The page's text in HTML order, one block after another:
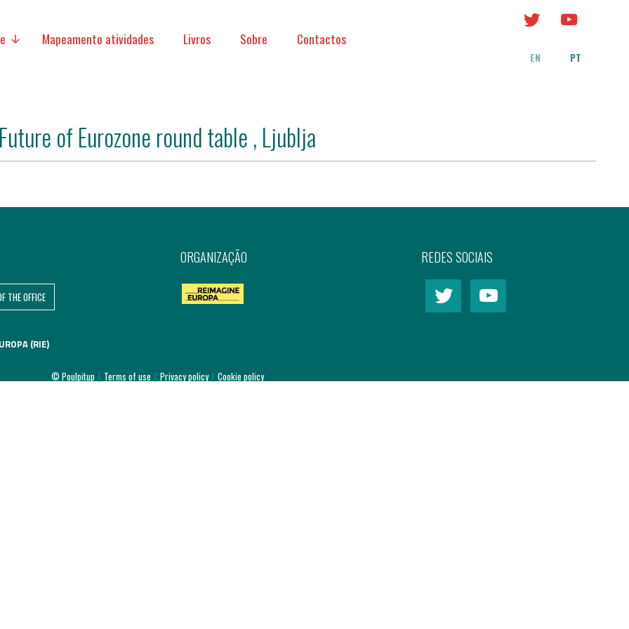
Mapeamento atividades Livros Sobre Contactos
EN PT
Future of Eurozone round table , Ljublja
THE OFFICE
(RIE)
ORGANIZAÇÃO REDES SOCIAIS
© Poulpitup | Terms of use | Privacy policy | Cookie policy